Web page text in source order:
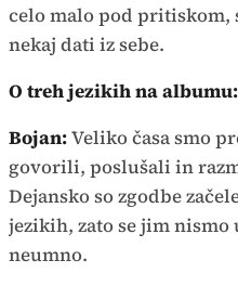
celo malo pod pritiskom,
nekaj dati iz sebe.
O treh jezikih na albumu:
Bojan:Veliko časa smo
govorili, poslušali in
Dejansko so zgodbe
jezikih, zato se jim
neumno.